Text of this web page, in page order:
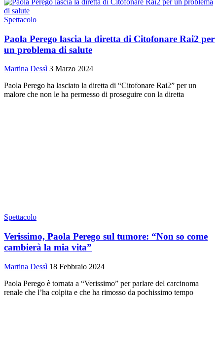
Spettacolo
Paola Perego lascia la diretta di Citofonare Rai2 per
un problema di salute
Martina Dessì 3 Marzo 2024
Paola Perego ha lasciato la diretta di “Citofonare Rai2” per un
malore che non le ha permesso di proseguire con la diretta
Spettacolo
Verissimo, Paola Perego sul tumore: “Non so come
cambierà la mia vita”
Martina Dessì 18 Febbraio 2024
Paola Perego è tornata a “Verissimo” per parlare del carcinoma
renale che l’ha colpita e che ha rimosso da pochissimo tempo